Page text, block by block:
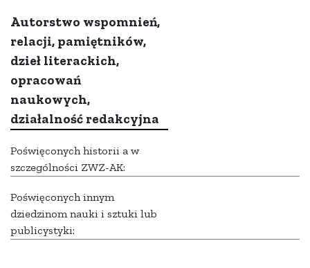
Autorstwo wspomnień,
relacji, pamiętników,
dzieł literackich,
opracowań
naukowych,
działalność redakcyjna
Poświęconych historii a w
szczególności ZWZ-AK:
Poświęconych innym
dziedzinom nauki i sztuki lub
publicystyki: